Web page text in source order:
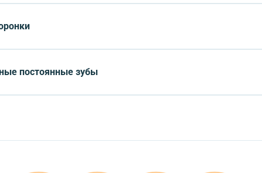
на зачаток постоянного. Удаление останавливает этот процесс.
невозможно — показано удаление.
постоянные зубы
зубы»), а молочный не выпадает — его нужно удалить.